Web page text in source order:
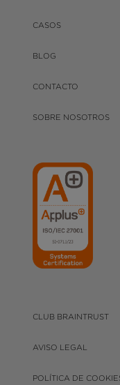
CASOS
BLOG
CONTACTO
SOBRE NOSOTROS
CLUB BRAINTRUST
AVISO LEGAL
POLÍTICA DE